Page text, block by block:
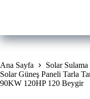
Ana Sayfa
Solar
Solar Güneş Paneli Tarla
90KW 120HP 120 Beygir